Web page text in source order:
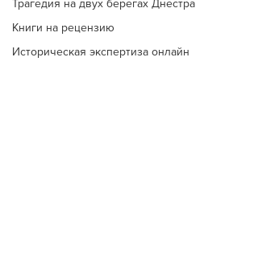
Трагедия на двух берегах Днестра
Книги на рецензию
Историческая экспертиза онлайн